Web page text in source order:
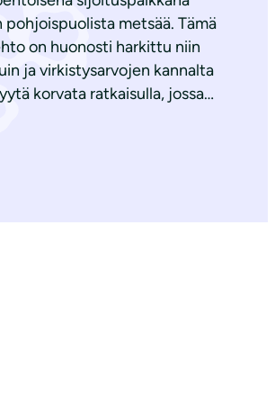
pohjoispuolista metsää. Tämä
on huonosti harkittu niin
ja virkistysarvojen kannalta
korvata ratkaisulla, jossa…